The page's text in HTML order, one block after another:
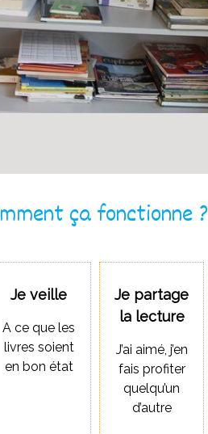
ça fonctionne ?
Je veille
A ce que les
livres soient
en bon état
Je partage
la lecture
J’ai aimé, j’en
fais profiter
quelqu’un
d’autre